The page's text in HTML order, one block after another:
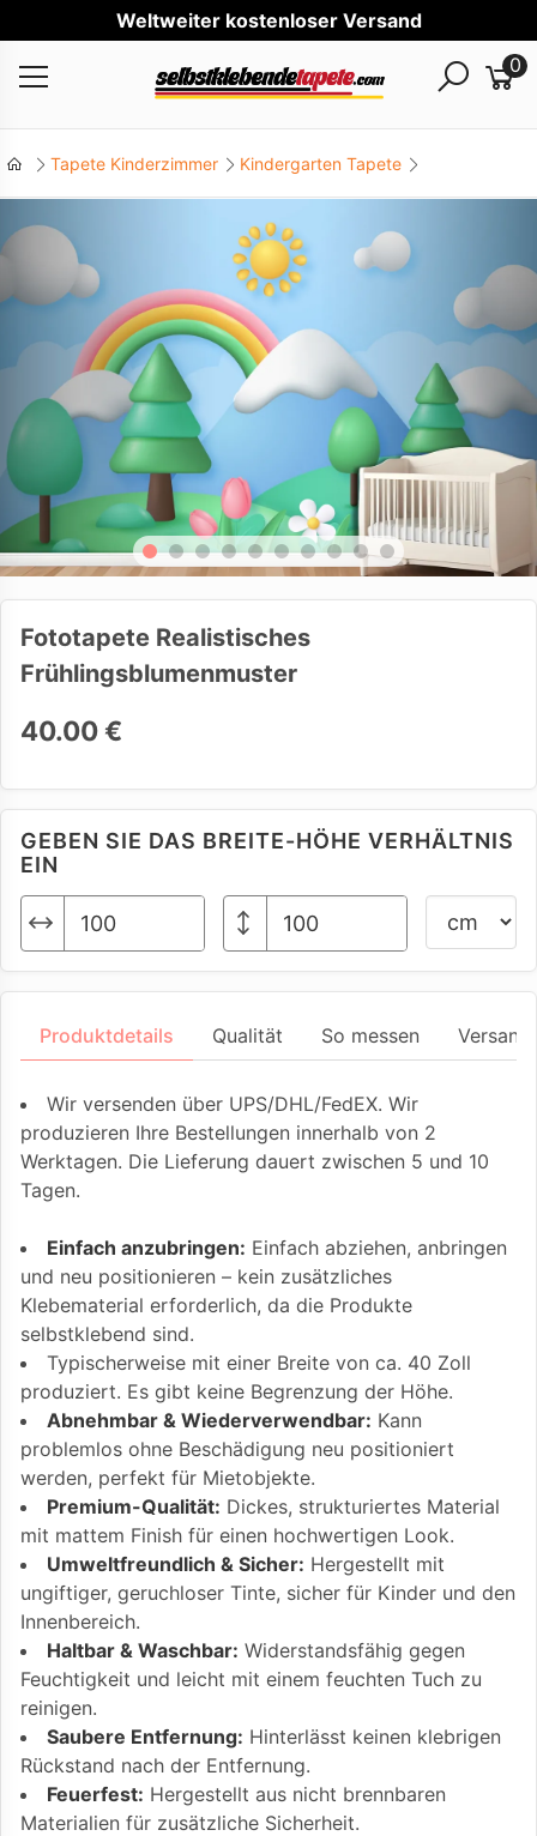
We
0
Tapete Kinderzimmer Kindergarten Tapete
Fototapete Realistisches
Frühlingsblumenmuster
40.00 €
GEBEN SIE DAS BREITE-HÖHE VERHÄLTNIS
EIN
Produktdetails Qualität So messen
Wir versenden über UPS/DHL/FedEX. Wir
produzieren Ihre Bestellungen innerhalb von 2
Werktagen. Die Lieferung dauert zwischen 5 und 10
Tagen.
Einfach anzubringen: Einfach abziehen, anbringen
und neu positionieren – kein zusätzliches
Klebematerial erforderlich, da die Produkte
selbstklebend sind.
Typischerweise mit einer Breite von ca. 40 Zoll
produziert. Es gibt keine Begrenzung der Höhe.
Abnehmbar & Wiederverwendbar: Kann
problemlos ohne Beschädigung neu positioniert
werden, perfekt für Mietobjekte.
Premium-Qualität: Dickes, strukturiertes Material
mit mattem Finish für einen hochwertigen Look.
Umweltfreundlich & Sicher: Hergestellt mit
ungiftiger, geruchloser Tinte, sicher für Kinder und den
Innenbereich.
Haltbar & Waschbar: Widerstandsfähig gegen
Feuchtigkeit und leicht mit einem feuchten Tuch zu
reinigen.
Saubere Entfernung: Hinterlässt keinen klebrigen
Rückstand nach der Entfernung.
Feuerfest: Hergestellt aus nicht brennbaren
Materialien für zusätzliche Sicherheit.